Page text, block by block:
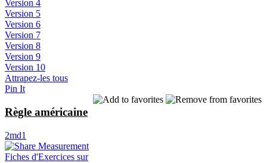
Version 4
Version 5
Version 6
Version 7
Version 8
Version 9
Version 10
Attrapez-les tous
Pin It
Règle américaine
2md1